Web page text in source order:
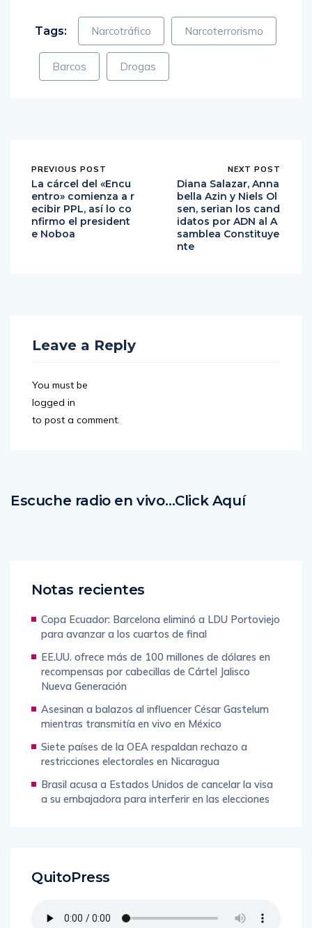
Tags: Narcotráfico Narcoterrorismo
Barcos Drogas
PREVIOUS POST
La cárcel del «Encu
entro» comienza a r
ecibir PPL, así lo co
nfirmo el president
e Noboa
NEXT POST
Diana Salazar, Anna
bella Azin y Niels Ol
sen, serian los cand
idatos por ADN al A
samblea Constituye
nte
Leave a Reply
You must be
logged in
to post a comment.
Escuche radio en vivo…Click Aquí
Notas recientes
Copa Ecuador: Barcelona eliminó a LDU Portoviejo
para avanzar a los cuartos de final
EE.UU. ofrece más de 100 millones de dólares en
recompensas por cabecillas de Cártel Jalisco
Nueva Generación
Asesinan a balazos al influencer César Gastelum
mientras transmitía en vivo en México
Siete países de la OEA respaldan rechazo a
restricciones electorales en Nicaragua
Brasil acusa a Estados Unidos de cancelar la visa
a su embajadora para interferir en las elecciones
QuitoPress